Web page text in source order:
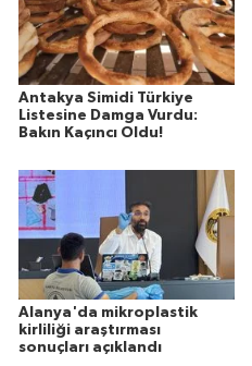
Antakya Simidi Türkiye
Listesine Damga Vurdu:
Bakın Kaçıncı Oldu!
Alanya'da mikroplastik
kirliliği araştırması
sonuçları açıklandı